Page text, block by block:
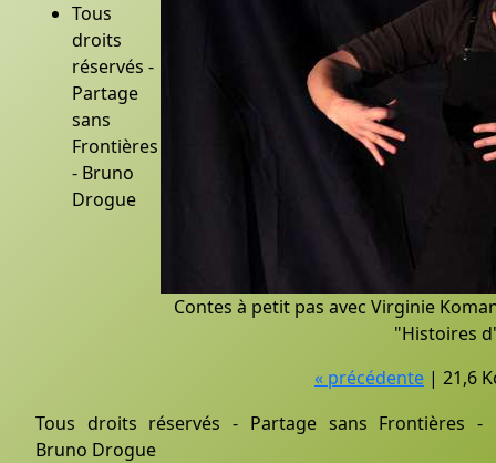
Tous
droits
réservés -
Partage
sans
Frontières
- Bruno
Drogue
Contes à petit pas avec Virginie
"Histoires
« précédente | 21,6
Tous droits réservés - Partage sans Frontières -
Bruno Drogue